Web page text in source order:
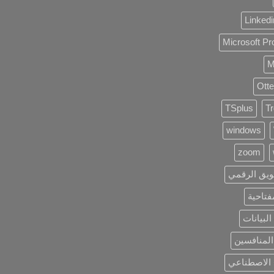
Microsoft
TSplus
windows
zoom
الرقمي
الاصطناعي